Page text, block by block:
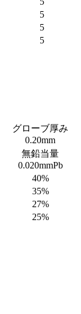
5
5
5
グローブ厚み
0.20mm
無鉛当量
0.020mmPb
40%
35%
27%
25%